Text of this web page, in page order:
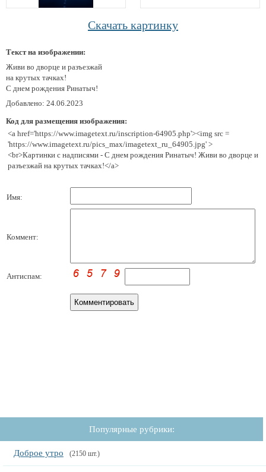
Скачать картинку
Текст на изображении:
Живи во дворце и разъезжай
на крутых тачках!
С днем рождения Ринатыч!
Добавлено: 24.06.2023
Код для размещения изображения:
<a href='https://www.imagetext.ru/inscription-64905.php'><img src =
'https://www.imagetext.ru/pics_max/imagetext_ru_64905.jpg' >
<br>Картинки с надписями - С днем рождения Ринатыч! Живи во дворце и
разъезжай на крутых тачках!</a>
Имя:
Коммент:
Антиспам:
Популярные рубрики:
Доброе утро (2150 шт.)